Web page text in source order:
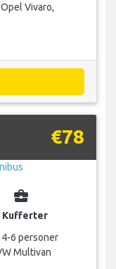
Vivaro,
€78
business_center
Kufferter
6 personer
Multivan